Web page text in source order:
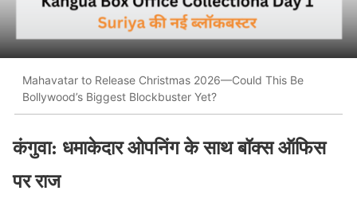
Mahavatar to Release Christmas 2026—Could This Be
Bollywood’s Biggest Blockbuster Yet?
कंगुवा: धमाकेदार ओपनिंग के साथ बॉक्स ऑफिस
पर राज